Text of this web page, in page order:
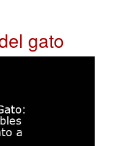
gato